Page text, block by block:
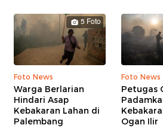
5 Foto
Foto News
Warga Berlarian
Hindari Asap
Kebakaran Lahan di
Palembang
Foto News
Petugas
Ogan Ilir